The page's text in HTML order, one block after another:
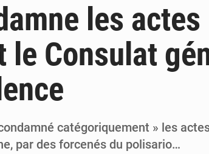
vert 2027 : Le ministère de l’Économie forme ses
domestique non rémunéré : à Saly, l’Afrique veut en
: Démission de la ministre Véronique Leu-
les actes
Consulat
catégoriquement » les
par des forcenés du polisario…